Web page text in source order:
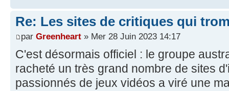
Re: Les sites de critiques qui
par Greenheart » Mer 28 Juin 2023 14:17
C'est désormais officiel : le groupe
racheté un très grand nombre de sites
passionnés de jeux vidéos a viré une